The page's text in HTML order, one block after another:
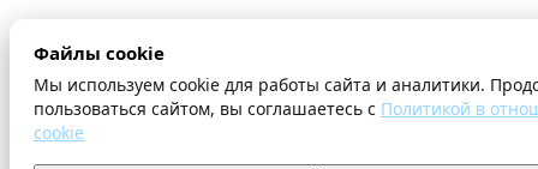
Файлы cookie
Мы используем cookie для работы сайта и аналитики.
пользоваться сайтом, вы соглашаетесь с Политикой в
cookie
Оплата и доставка
Шиномонтаж
Контакты
...